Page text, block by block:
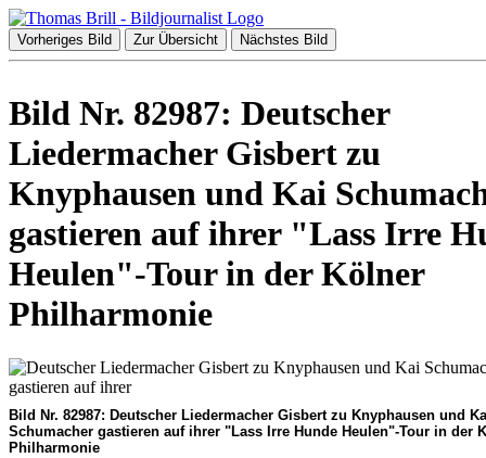
Vorheriges Bild Zur Übersicht Nächstes Bild
Bild Nr. 82987: Deutscher
Liedermacher Gisbert zu
Knyphausen und Kai
gastieren auf ihrer "Lass Irre
Heulen"-Tour in der Kölner
Philharmonie
Bild Nr. 82987: Deutscher Liedermacher Gisbert zu Knyphausen und
Schumacher gastieren auf ihrer "Lass Irre Hunde Heulen"-Tour in der
Philharmonie